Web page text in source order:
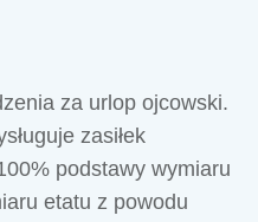
za urlop ojcowski.
zasiłek
podstawy wymiaru
etatu z powodu